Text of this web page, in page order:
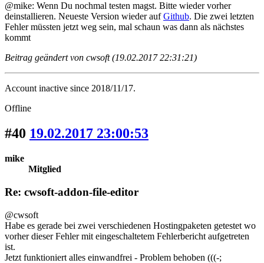
@mike: Wenn Du nochmal testen magst. Bitte wieder vorher
deinstallieren. Neueste Version wieder aufGithub. Die zwei letzten
Fehler müssten jetzt weg sein, mal schaun was dann als nächstes
kommt
Beitrag geändert von cwsoft (19.02.2017 22:31:21)
Account inactive since 2018/11/17.
Offline
#40 19.02.2017 23:00:53
mike
Mitglied
Re: cwsoft-addon-file-editor
@cwsoft
Habe es gerade bei zwei verschiedenen Hostingpaketen getestet wo
vorher dieser Fehler mit eingeschaltetem Fehlerbericht aufgetreten
ist.
Jetzt funktioniert alles einwandfrei - Problem behoben (((-;